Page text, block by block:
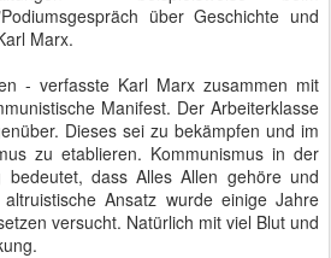
über Geschichte und
Marx.
- verfasste Karl Marx zusammen mit
Manifest. Der Arbeiterklasse
Dieses sei zu bekämpfen und im
zu etablieren. Kommunismus in der
bedeutet, dass Alles Allen gehöre und
Ansatz wurde einige Jahre
versucht. Natürlich mit viel Blut und